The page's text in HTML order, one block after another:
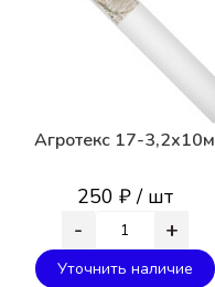
Агротекс 17-3,2х10м
250 ₽ / шт
- +
Уточнить наличие